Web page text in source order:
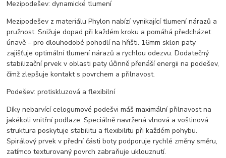
Mezipodešev: dynamické tlumení
Mezipodešev z materiálu Phylon nabízí vynikající tlumení nárazů a
pružnost. Snižuje dopad při každém kroku a pomáhá předcházet
únavě – pro dlouhodobé pohodlí na hřišti. 16mm sklon paty
zajišťuje optimální tlumení nárazů a rychlou odezvu. Dodatečný
stabilizační prvek v oblasti paty účinně přenáší energii na podešev,
čímž zlepšuje kontakt s povrchem a přilnavost.
Podešev: protiskluzová a flexibilní
Díky nebarvící celogumové podešvi máš maximální přilnavost na
jakékoli vnitřní podlaze. Speciálně navržená vlnová a voštinová
struktura poskytuje stabilitu a flexibilitu při každém pohybu.
Spirálový prvek v přední části boty podporuje rychlé změny směru,
zatímco texturovaný povrch zabraňuje uklouznutí.